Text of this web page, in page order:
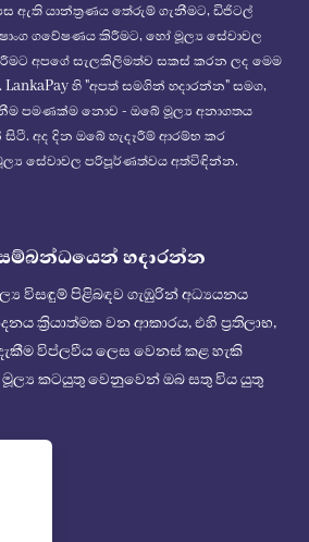
ඇති යාන්ත්‍රණය තේරුම් ගැනීමට, ඩිජිටල්
ගවේෂණය කිරීමට, හෝ මූල්‍ය සේවාවල
අපගේ සැලකිලිමත්ව සකස් කරන ලද මෙම
හි "අපත් සමගින් හදාරන්න" සමග,
පමණක්ම නොව - ඔබේ මූල්‍ය අනාගතය
අද දින ඔබේ හැදෑරීම් ආරම්භ කර
සේවාවල පරිපූර්ණත්වය අත්විඳින්න.
හදාරන්න
විසඳුම් පිළිබඳව ගැඹුරින් අධ්‍යයනය
ක්‍රියාත්මක වන ආකාරය, එහි ප්‍රතිලාභ,
විප්ලවීය ලෙස වෙනස් කළ හැකි
කටයුතු වෙනුවෙන් ඔබ සතු විය යුතු